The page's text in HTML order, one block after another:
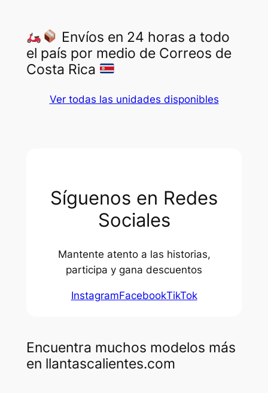
Envíos en 24 horas a todo
el país por medio de Correos de
Costa Rica
Ver todas las unidades disponibles
Síguenos en Redes
Sociales
Mantente atento a las historias,
participa y gana descuentos
InstagramFacebookTikTok
Encuentra muchos modelos más
en llantascalientes.com